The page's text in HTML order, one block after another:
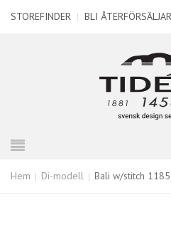
STOREFINDER | BLI
Hem Di-modell Bali w/stitch